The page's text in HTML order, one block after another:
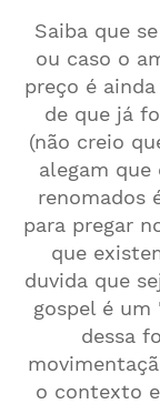
Saiba que
ou caso o
preço é
de que já
(não creio
alegam que
renomados
para pregar
que
duvida que
gospel é
dessa
o contexto